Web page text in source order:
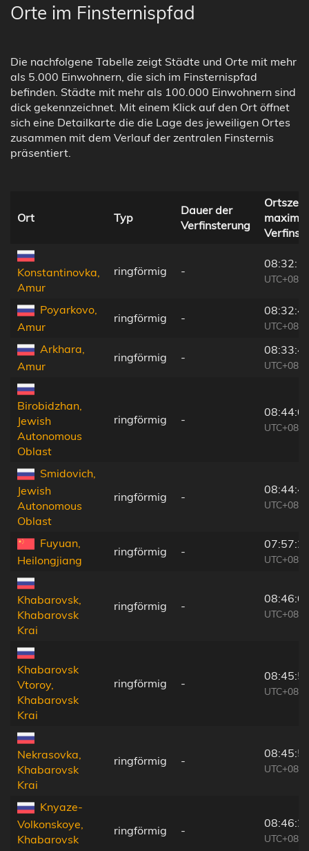
Orte im Finsternispfad
Die nachfolgene Tabelle zeigt Städte und Orte mit mehr
als 5.000 Einwohnern, die sich im Finsternispfad
befinden. Städte mit mehr als 100.000 Einwohnern sind
dick gekennzeichnet. Mit einem Klick auf den Ort öffnet
sich eine Detailkarte die die Lage des jeweiligen Ortes
zusammen mit dem Verlauf der zentralen Finsternis
präsentiert.
Ort Typ
Dauer der
Verfinsterung
Ortszeit
Konstantinovka,
Amur
ringförmig -
Poyarkovo,
Amur
ringförmig -
Arkhara,
Amur
ringförmig -
Birobidzhan,
Jewish
Autonomous
Oblast
ringförmig -
Smidovich,
Jewish
Autonomous
Oblast
ringförmig -
Fuyuan,
Heilongjiang
ringförmig -
Khabarovsk,
Khabarovsk
Krai
ringförmig -
Khabarovsk
Vtoroy,
Khabarovsk
Krai
ringförmig -
Nekrasovka,
Khabarovsk
Krai
ringförmig -
Knyaze-
Volkonskoye,
Khabarovsk
ringförmig -